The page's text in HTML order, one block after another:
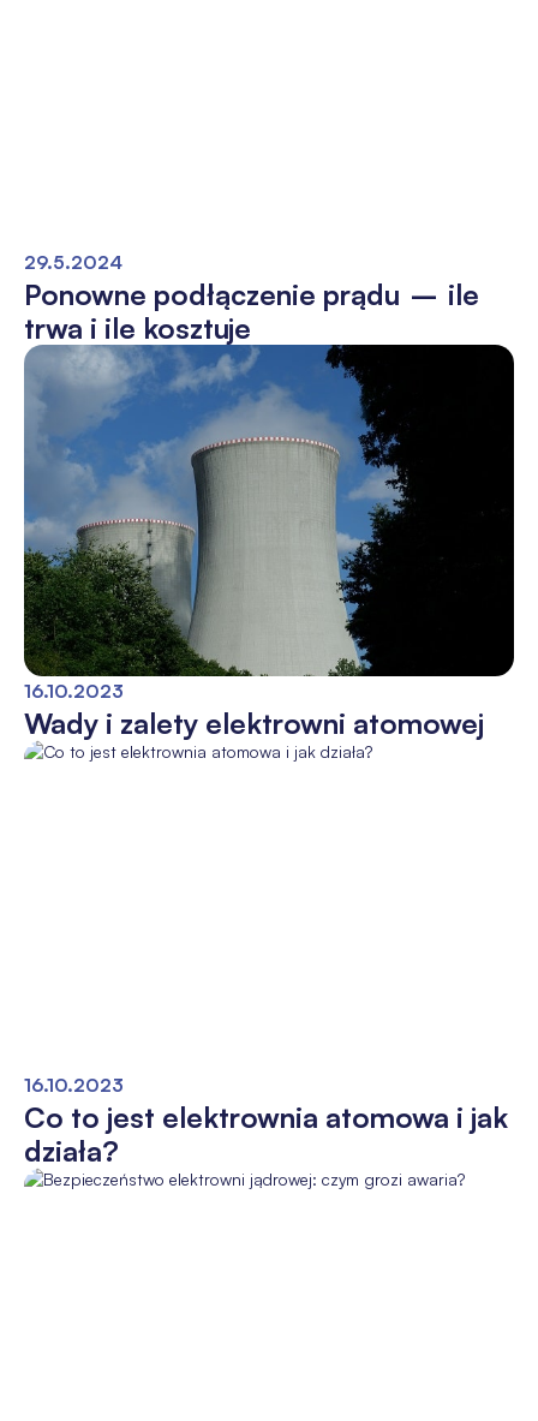
29.5.2024
Ponowne podłączenie prądu – ile
trwa i ile kosztuje
16.10.2023
Wady i zalety elektrowni atomowej
16.10.2023
Co to jest elektrownia atomowa i jak
działa?